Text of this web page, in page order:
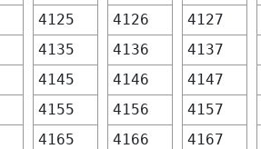
4125 4126
4127
4135 4136
4137
4145 4146
4147
4155 4156
4157
4165 4166
4167